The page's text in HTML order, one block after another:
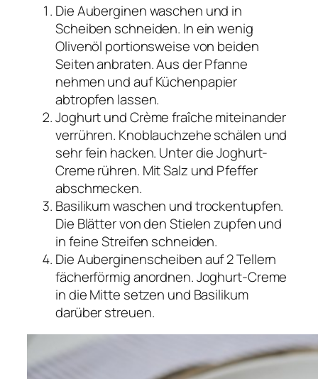
Die Auberginen waschen und in
Scheiben schneiden. In ein wenig
Olivenöl portionsweise von beiden
Seiten anbraten. Aus der Pfanne
nehmen und auf Küchenpapier
abtropfen lassen.
Joghurt und Crème fraîche miteinander
verrühren. Knoblauchzehe schälen und
sehr fein hacken. Unter die Joghurt-
Creme rühren. Mit Salz und Pfeffer
abschmecken.
Basilikum waschen und trockentupfen.
Die Blätter von den Stielen zupfen und
in feine Streifen schneiden.
Die Auberginenscheiben auf 2 Tellern
fächerförmig anordnen. Joghurt-Creme
in die Mitte setzen und Basilikum
darüber streuen.